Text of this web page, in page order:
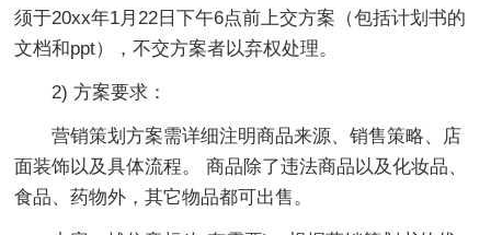
须于20xx年1月22日下午6点前上交方案（包括计划书的
文档和ppt），不交方案者以弃权处理。
2) 方案要求：
营销策划方案需详细注明商品来源、销售策略、店
面装饰以及具体流程。 商品除了违法商品以及化妆品、
食品、药物外，其它物品都可出售。